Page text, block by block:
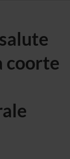
coorte